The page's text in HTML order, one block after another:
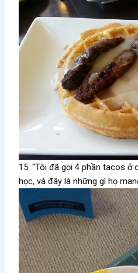
15. “Tôi đã gọi 4 phần tacos
học, và đây là những gì họ